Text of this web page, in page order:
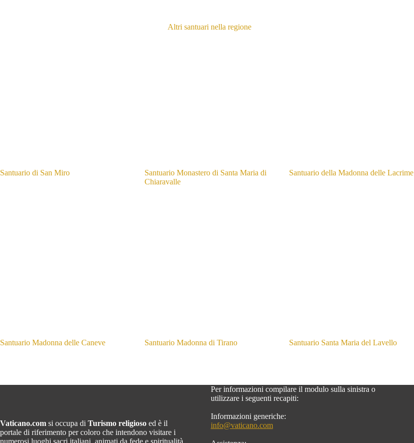
Altri santuari nella regione
Santuario di San Miro
Santuario Monastero di Santa Maria di
Chiaravalle
Santuario della Madonna delle Lacrime
Santuario Madonna delle Caneve Santuario Madonna di Tirano Santuario Santa Maria del Lavello
Vaticano.com si occupa di Turismo religioso ed è il
portale di riferimento per coloro che intendono visitare i
numerosi luoghi sacri italiani, animati da fede e spiritualità
Per informazioni compilare il modulo sulla sinistra o
utilizzare i seguenti recapiti:
Informazioni generiche:
info@vaticano.com